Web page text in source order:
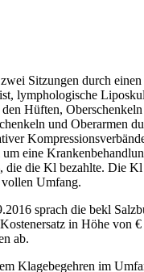
Sitzungen durch einen
lymphologische
Hüften,
und Oberarmen
eine
die die Kl bezahlte. Die Kl
Umfang.
sprach die bekl
in Höhe von
ab.
Klagebegehren im